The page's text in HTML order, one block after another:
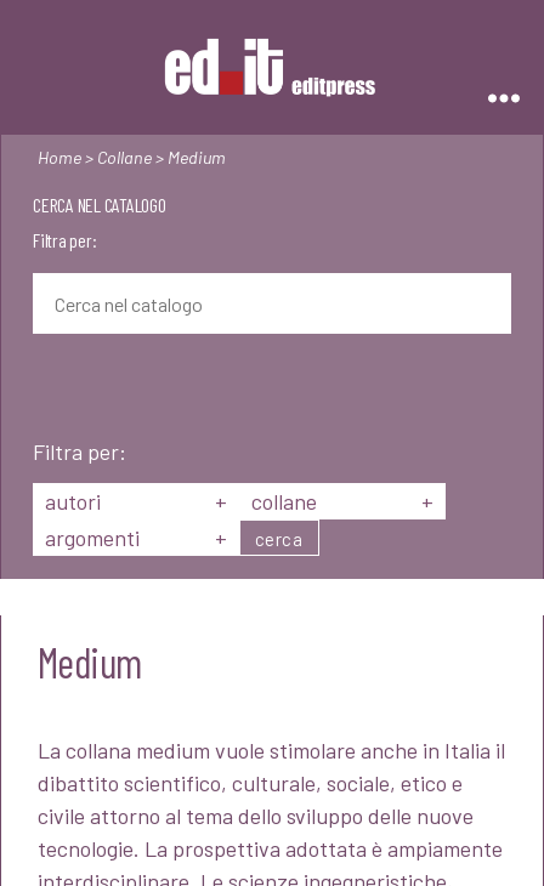
Home> Collane> Medium
CERCA NEL CATALOGO
Filtra per:
Filtra per:
autori
+ collane
+
argomenti
+ cerca
Medium
La collana medium vuole stimolare anche in Italia il
dibattito scientifico, culturale, sociale, etico e
civile attorno al tema dello sviluppo delle nuove
tecnologie. La prospettiva adottata è ampiamente